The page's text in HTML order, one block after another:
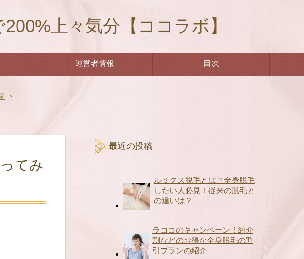
上々気分【ココラボ】
運営者情報 目次
てみ
最近の投稿
ルミクス脱毛とは？全身脱毛
したい人必見！従来の脱毛と
の違いは？
ラココのキャンペーン！紹介
割などのお得な全身脱毛の割
引プランの紹介